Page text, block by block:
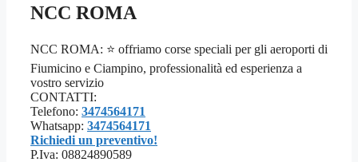
NCC ROMA
NCC ROMA: ⭐ offriamo corse speciali per gli aeroporti di
Fiumicino e Ciampino, professionalità ed esperienza a
vostro servizio
CONTATTI:
Telefono: 3474564171
Whatsapp: 3474564171
Richiedi un preventivo!
P.Iva: 08824890589